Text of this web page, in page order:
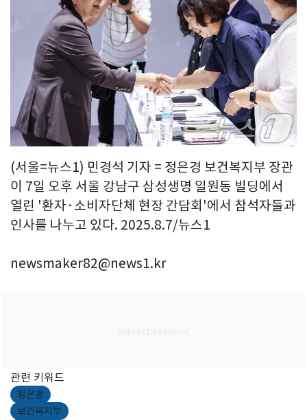
(서울=뉴스1) 민경석 기자 = 정은경 보건복지부 장관
이 7일 오후 서울 강남구 삼성생명 일원동 빌딩에서
열린 '환자·소비자단체 현장 간담회'에서 참석자들과
인사를 나누고 있다. 2025.8.7/뉴스1
newsmaker82@news1.kr
관련 키워드
정은경
보건복지부